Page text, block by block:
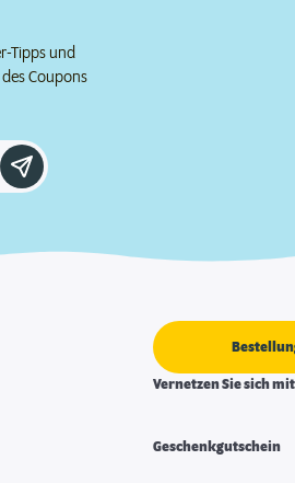
Tipps und
Coupons
Vernetzen Sie sich
Geschenkgutschein